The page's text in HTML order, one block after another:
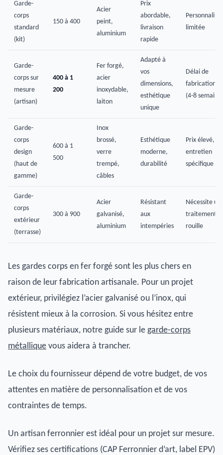
Garde-
corps
standard
(kit)
150 à 400
Acier
peint,
aluminium
Prix
abordable,
livraison
rapide
limitée
Garde-
corps sur
mesure
(artisan)
400 à 1
200
Fer forgé,
acier
inoxydable,
laiton
Adapté à
vos
dimensions,
esthétique
unique
Délai de
fabrication
(4-8
Garde-
corps
design
(haut de
gamme)
600 à 1
500
Inox
brossé,
verre
trempé,
câbles
Esthétique
moderne,
durabilité
Prix élevé,
entretien
spécifique
Garde-
corps
extérieur
(terrasse)
300 à 900
Acier
galvanisé,
aluminium
Résistant
aux
intempéries
Nécessite un
traitement
rouille
Les gardes corps en fer forgé sont les plus chers en
raison de leur fabrication artisanale. Pour un projet
extérieur, privilégiez l’acier galvanisé ou l’inox, qui
résistent mieux à la corrosion. Si vous hésitez entre
plusieurs matériaux, notre guide sur le garde-corps
métallique vous aidera à trancher.
Le choix du fournisseur dépend de votre budget, de vos
attentes en matière de personnalisation et de vos
contraintes de temps.
Un artisan ferronnier est idéal pour un projet sur mesure.
Vérifiez ses certifications (CAP Ferronnier d’art, label EPV)